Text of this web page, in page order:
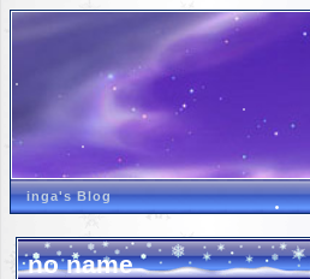
inga's Blog
no name